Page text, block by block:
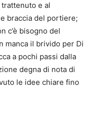
e al
braccia del portiere;
c’è bisogno del
manca il brivido per Di
a pochi passi dalla
degna di nota di
le idee chiare fino